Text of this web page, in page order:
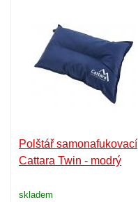
Polštář samonafukovací
Cattara Twin - modrý
skladem